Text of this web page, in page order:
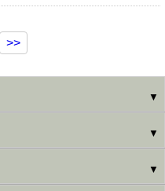
>>
▼
▼
▼